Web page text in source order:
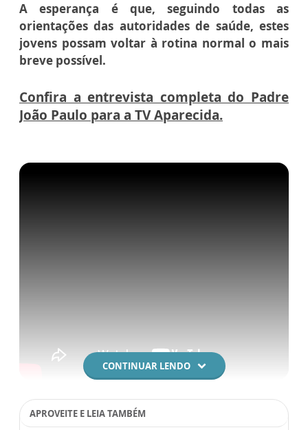
A esperança é que, seguindo todas as
orientações das autoridades de saúde, estes
jovens possam voltar à rotina normal o mais
breve possível.
Confira a entrevista completa do Padre
João Paulo para a TV Aparecida.
CONTINUAR LENDO
APROVEITE E LEIA TAMBÉM